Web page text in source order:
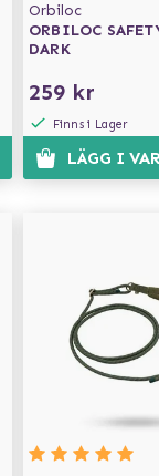
Orbiloc
ORBILOC
DARK
259 kr
Finns i Lager
LÄGG I